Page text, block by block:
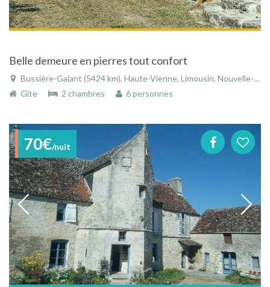
Belle demeure en pierres tout confort
Bussière-Galant (5424 km), Haute-Vienne, Limousin, Nouvelle-Aquitaine, France
Gîte
2 chambres 6 personnes
70€/nuit